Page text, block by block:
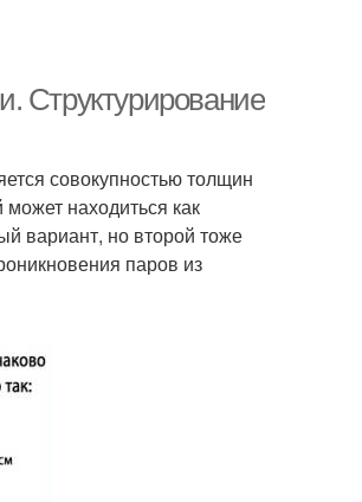
Структурирование
совокупностью толщин
находиться как
вариант, но второй тоже
паров из